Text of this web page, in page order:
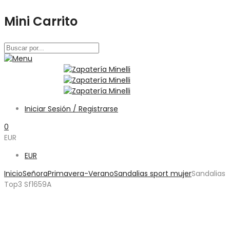
Mini Carrito
Iniciar Sesión / Registrarse
0
EUR
EUR
InicioSeñoraPrimavera-VeranoSandalias sport mujerSandalias
Top3 Sf1659A